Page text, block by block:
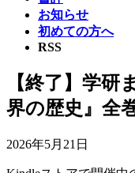
お知らせ
初めての方へ
RSS
【終了】学研
界の歴史』全
2026年5月21日